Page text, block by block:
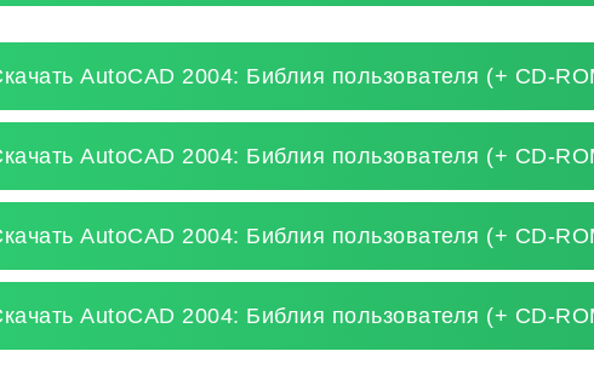
AutoCAD 2004: Библия пользователя (+ CD-
AutoCAD 2004: Библия пользователя (+ CD-
AutoCAD 2004: Библия пользователя (+ CD-
AutoCAD 2004: Библия пользователя (+ CD-